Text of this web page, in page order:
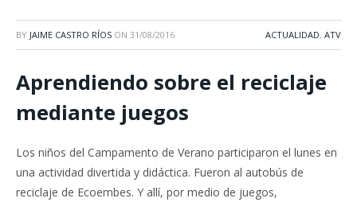
BY JAIME CASTRO RÍOS ON 31/08/2016 ACTUALIDAD, ATV
Aprendiendo sobre el reciclaje
mediante juegos
Los niños del Campamento de Verano participaron el lunes en
una actividad divertida y didáctica. Fueron al autobús de
reciclaje de Ecoembes. Y allí, por medio de juegos,